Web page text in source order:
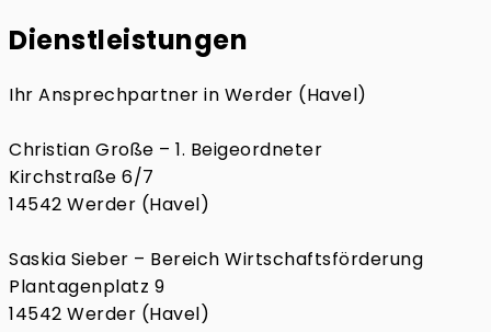
Dienstleistungen
Ihr Ansprechpartner in Werder (Havel)
Christian Große – 1. Beigeordneter
Kirchstraße 6/7
14542 Werder (Havel)
Saskia Sieber – Bereich Wirtschaftsförderung
Plantagenplatz 9
14542 Werder (Havel)